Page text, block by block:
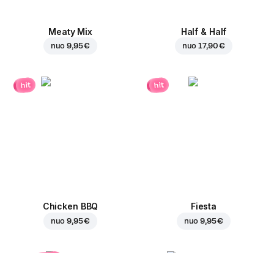
Meaty Mix
nuo9,95 €
Half & Half
nuo17,90 €
hit
Chicken BBQ
nuo9,95 €
hit
Fiesta
nuo9,95 €